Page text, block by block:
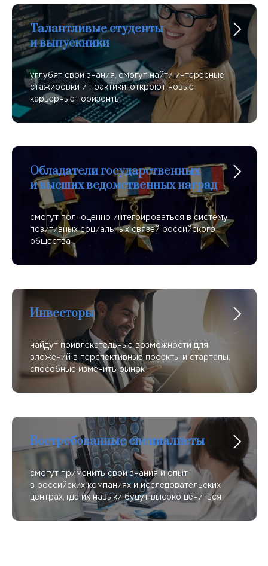
Талантливые студенты
и выпускники
углубят свои знания, смогут найти интересные
стажировки и практики, откроют новые
карьерные горизонты
Обладатели государственных
и высших ведомственных наград
смогут полноценно интегрироваться в систему
позитивных социальных связей российского
общества
Инвесторы
найдут привлекательные возможности для
вложений в перспективные проекты и стартапы,
способные изменить рынок
Востребованные специалисты
смогут применить свои знания и опыт
в российских компаниях и исследовательских
центрах, где их навыки будут высоко цениться